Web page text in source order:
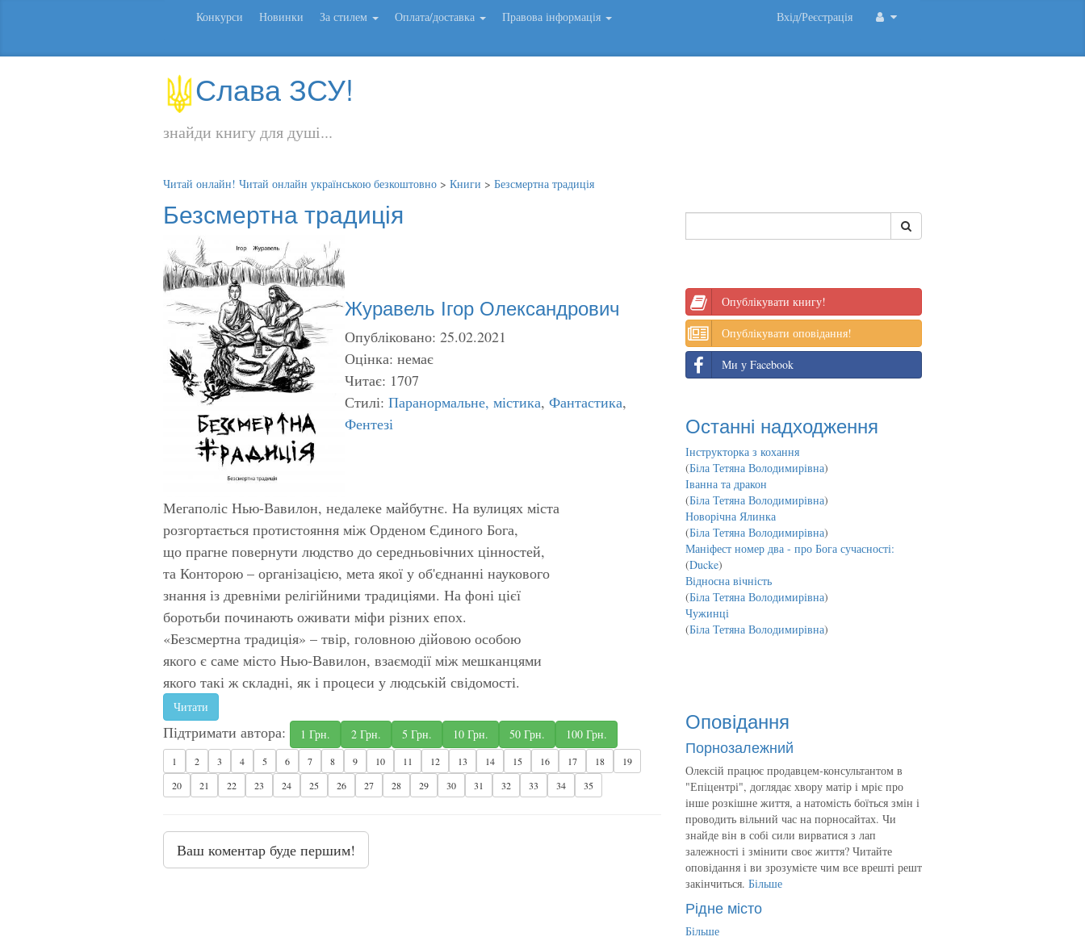
Конкурси Новинки За стилем Оплата/доставка Правова інформація Вхід/Реєстрація
Слава ЗСУ!
знайди книгу для душі...
Читай онлайн! Читай онлайн українською безкоштовно > Книги > Безсмертна традиція
Безсмертна традиція
Журавель Ігор Олександрович
Опубліковано: 25.02.2021
Оцінка: немає
Читає: 1707
Стилі: Паранормальне, містика, Фантастика,
Фентезі
Мегаполіс Нью-Вавилон, недалеке майбутнє. На вулицях міста
розгортається протистояння між Орденом Єдиного Бога,
що прагне повернути людство до середньовічних цінностей,
та Конторою – організацією, мета якої у об'єднанні наукового
знання із древніми релігійними традиціями. На фоні цієї
боротьби починають оживати міфи різних епох.
«Безсмертна традиція» – твір, головною дійовою особою
якого є саме місто Нью-Вавилон, взаємодії між мешканцями
якого такі ж складні, як і процеси у людській свідомості.
Читати
Підтримати автора: 1 Грн. 2 Грн. 5 Грн. 10 Грн. 50 Грн. 100 Грн.
1 2 3 4 5 6 7 8 9 10 11 12 13 14 15 16 17 18
19
20
21 22 23 24 25 26 27 28 29 30 31 32 33 34 35
Ваш коментар буде першим!
Опублікувати книгу!
Опублікувати оповідання!
Ми у Facebook
Останні надходження
Інструкторка з кохання
(Біла Тетяна Володимирівна)
Іванна та дракон
(Біла Тетяна Володимирівна)
Новорічна Ялинка
(Біла Тетяна Володимирівна)
Маніфест номер два - про Бога сучасності:
(Ducke)
Відносна вічність
(Біла Тетяна Володимирівна)
Чужинці
(Біла Тетяна Володимирівна)
Оповідання
Порнозалежний
Олексій працює продавцем-консультантом в
"Епіцентрі", доглядає хвору матір і мріє про
інше розкішне життя, а натомість боїться змін і
проводить вільний час на порносайтах. Чи
знайде він в собі сили вирватися з лап
залежності і змінити своє життя? Читайте
оповідання і ви зрозумієте чим все врешті решт
закінчиться. Більше
Рідне місто
Більше